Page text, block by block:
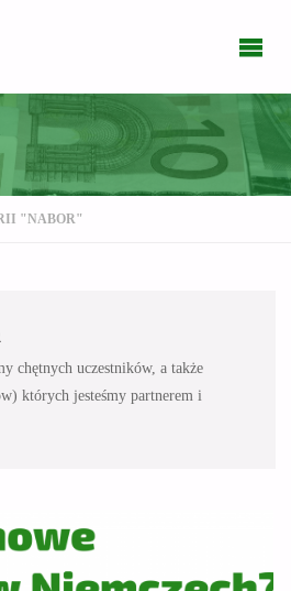
"NABOR"
chętnych uczestników, a także
których jesteśmy partnerem i